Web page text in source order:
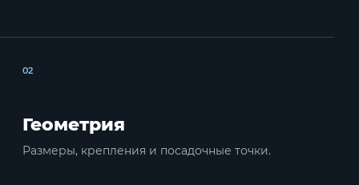
02
Геометрия
Размеры, крепления и посадочные точки.